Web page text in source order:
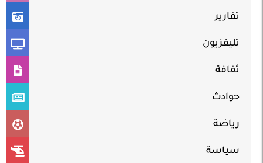
تقارير
تليفزيون
ثقافة
حوادث
رياضة
سياسة